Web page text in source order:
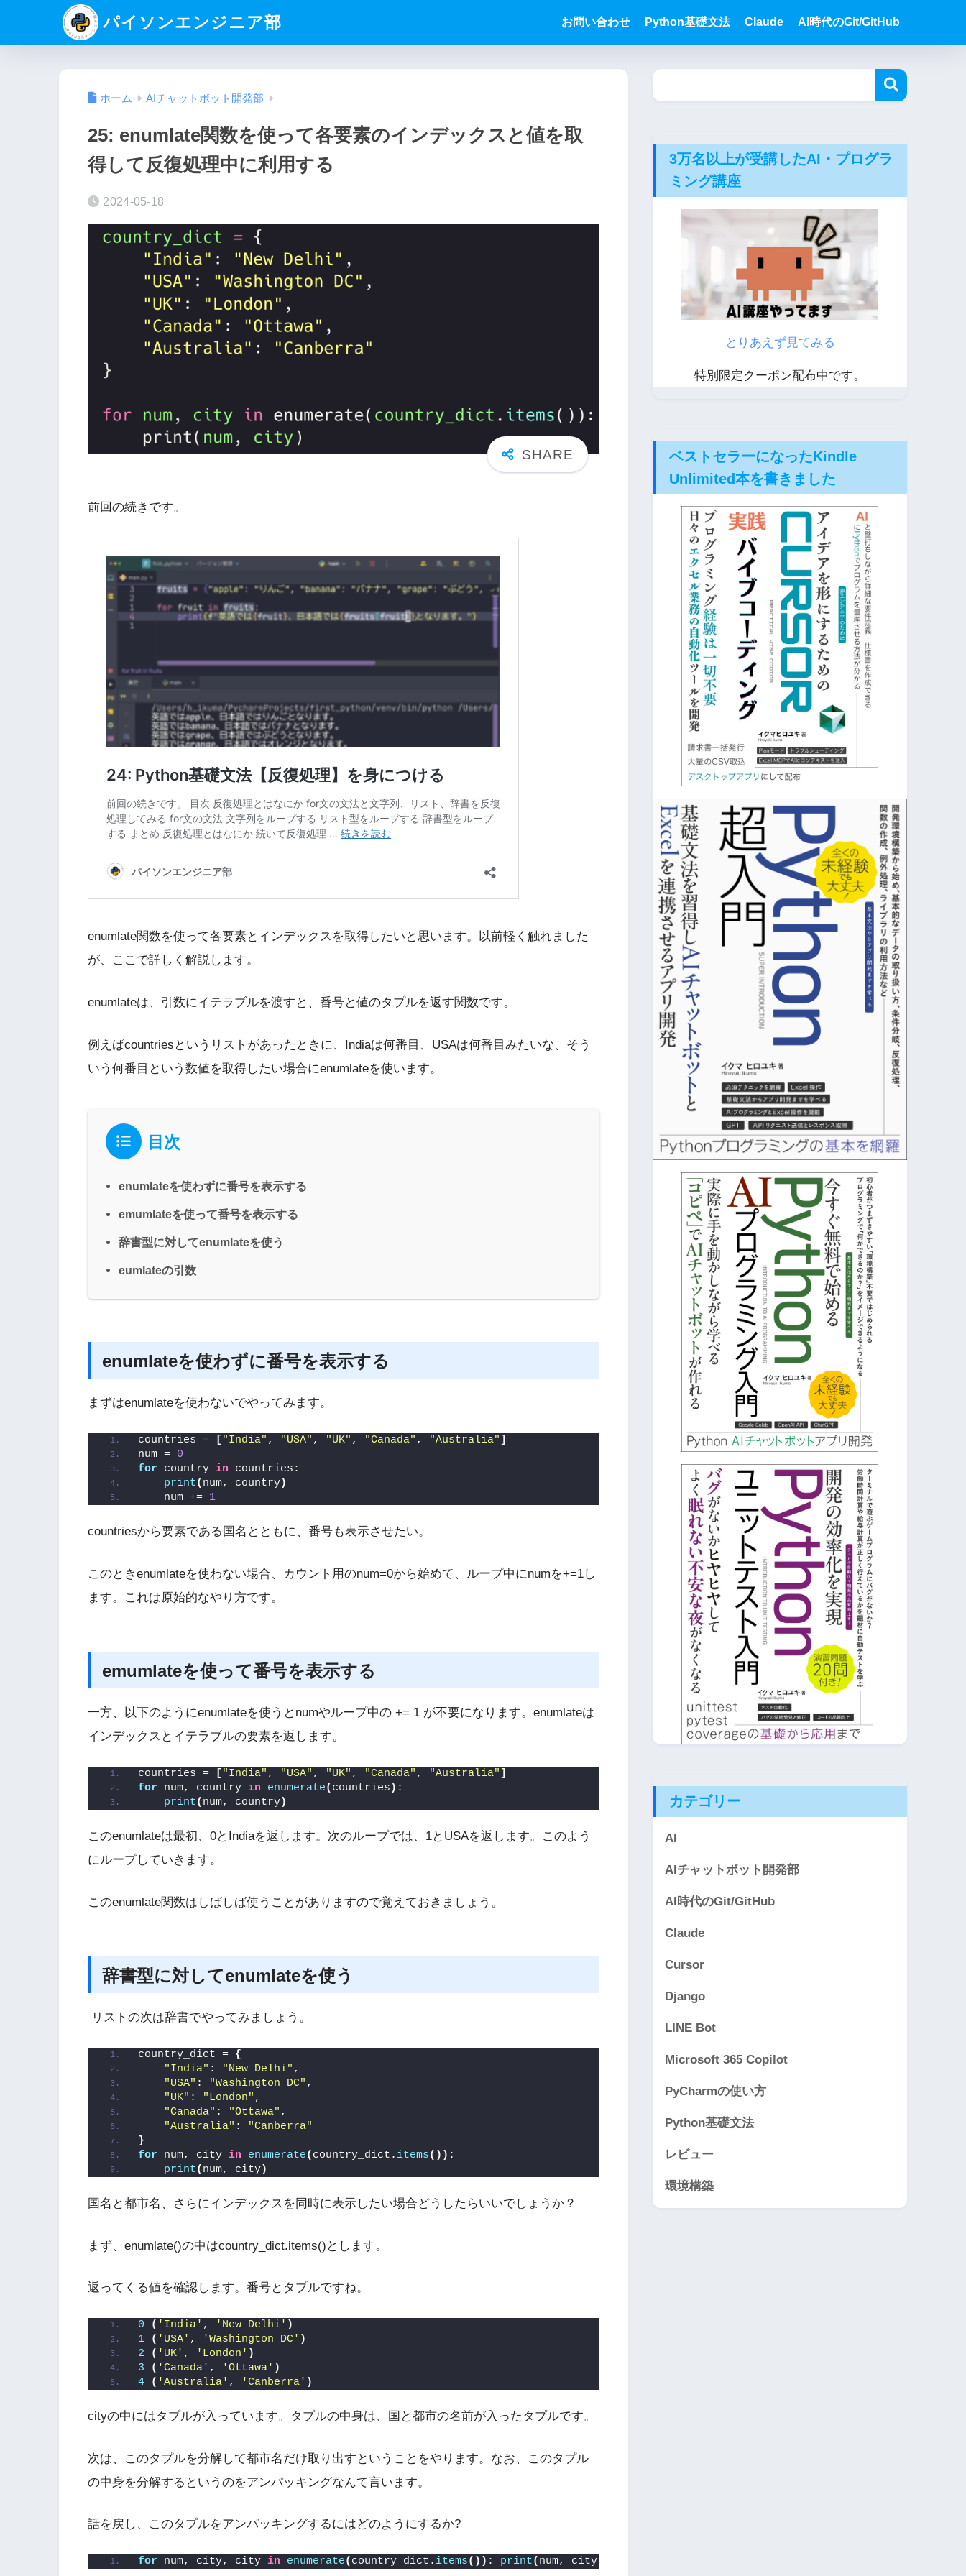
パイソンエンジニア部 お問い合わせ Python基礎文法 Claude AI時代のGit/GitHub
ホーム AIチャットボット開発部
25: enumlate関数を使って各要素のインデックスと値を取
得して反復処理中に利用する
2024-05-18
前回の続きです。
enumlate関数を使って各要素とインデックスを取得したいと思います。以前軽く触れました
が、ここで詳しく解説します。
enumlateは、引数にイテラブルを渡すと、番号と値のタプルを返す関数です。
例えばcountriesというリストがあったときに、Indiaは何番目、USAは何番目みたいな、そう
いう何番目という数値を取得したい場合にenumlateを使います。
目次
enumlateを使わずに番号を表示する
emumlateを使って番号を表示する
辞書型に対してenumlateを使う
eumlateの引数
enumlateを使わずに番号を表示する
まずはenumlateを使わないでやってみます。
countries = [ "India" , "USA" , "UK" , "Canada" , "Australia" ]
num = 0
for country in countries:
print( num, country)
    num +=
1
countriesから要素である国名とともに、番号も表示させたい。
このときenumlateを使わない場合、カウント用のnum=0から始めて、ループ中にnumを+=1し
ます。これは原始的なやり方です。
emumlateを使って番号を表示する
一方、以下のようにenumlateを使うとnumやループ中の += 1 が不要になります。enumlateは
インデックスとイテラブルの要素を返します。
countries = [ "India" , "USA" , "UK" , "Canada" , "Australia" ]
for num, country in enumerate( countries ) :
print( num, country)
このenumlateは最初、0とIndiaを返します。次のループでは、1とUSAを返します。このよう
にループしていきます。
このenumlate関数はしばしば使うことがありますので覚えておきましょう。
辞書型に対してenumlateを使う
リストの次は辞書でやってみましょう。
country_dict = {
"India" : "New Delhi" ,
"USA" : "Washington DC" ,
"UK" : "London" ,
"Canada" : "Ottawa" ,
"Australia" :
"Canberra"
}
for num, city in enumerate( country_dict. items()) :
print( num, city)
国名と都市名、さらにインデックスを同時に表示したい場合どうしたらいいでしょうか？
まず、enumlate()の中はcountry_dict.items()とします。
返ってくる値を確認します。番号とタプルですね。
0 ( 'India' , 'New Delhi' )
1
( 'USA' , 'Washington DC' )
2
( 'UK' , 'London' )
3
( 'Canada' , 'Ottawa' )
4
( 'Australia' , 'Canberra' )
cityの中にはタプルが入っています。タプルの中身は、国と都市の名前が入ったタプルです。
次は、このタプルを分解して都市名だけ取り出すということをやります。なお、このタプル
の中身を分解するというのをアンパッキングなんて言います。
話を戻し、このタプルをアンパッキングするにはどのようにするか?
for num, city, city in enumerate( country_dict. items()) : print( num, city
3万名以上が受講したAI・プログラ
ミング講座
とりあえず見てみる
特別限定クーポン配布中です。
ベストセラーになったKindle
Unlimited本を書きました
カテゴリー
AI
AIチャットボット開発部
AI時代のGit/GitHub
Claude
Cursor
Django
LINE Bot
Microsoft 365 Copilot
PyCharmの使い方
Python基礎文法
レビュー
環境構築